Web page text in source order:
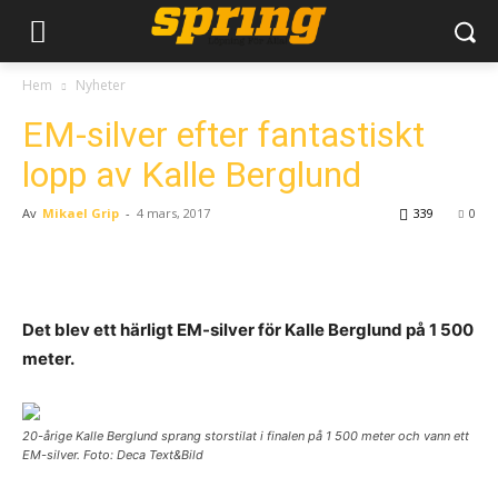
Hem Nyheter
EM-silver efter fantastiskt
lopp av Kalle Berglund
Av Mikael Grip - 4 mars, 2017 0
339
Det blev ett härligt EM-silver för Kalle Berglund på 1 500
meter.
20-årige Kalle Berglund sprang storstilat i finalen på 1 500 meter och vann ett
EM-silver. Foto: Deca Text&Bild